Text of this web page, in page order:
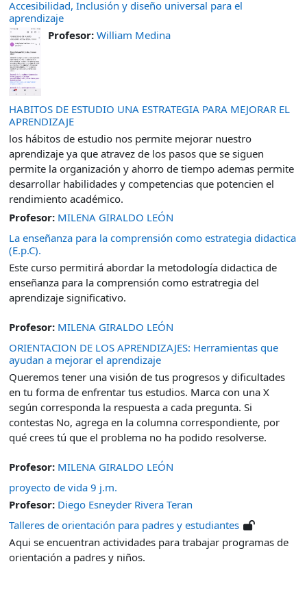
Accesibilidad, Inclusión y diseño universal para el
aprendizaje
Profesor: William Medina
HABITOS DE ESTUDIO UNA ESTRATEGIA PARA MEJORAR EL
APRENDIZAJE
los hábitos de estudio nos permite mejorar nuestro
aprendizaje ya que atravez de los pasos que se siguen
permite la organización y ahorro de tiempo ademas permite
desarrollar habilidades y competencias que potencien el
rendimiento académico.
Profesor: MILENA GIRALDO LEÓN
La enseñanza para la comprensión como estrategia didactica
(E.p.C).
Este curso permitirá abordar la metodología didactica de
enseñanza para la comprensión como estratregia del
aprendizaje significativo.
Profesor: MILENA GIRALDO LEÓN
ORIENTACION DE LOS APRENDIZAJES: Herramientas que
ayudan a mejorar el aprendizaje
Queremos tener una visión de tus progresos y dificultades
en tu forma de enfrentar tus estudios. Marca con una X
según corresponda la respuesta a cada pregunta. Si
contestas No, agrega en la columna correspondiente, por
qué crees tú que el problema no ha podido resolverse.
Profesor: MILENA GIRALDO LEÓN
proyecto de vida 9 j.m.
Profesor: Diego Esneyder Rivera Teran
Talleres de orientación para padres y estudiantes
Aqui se encuentran actividades para trabajar programas de
orientación a padres y niños.